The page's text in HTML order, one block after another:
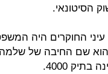
הסיטונאי.
החוקרים היה
הוא שם החיבה של
4000.